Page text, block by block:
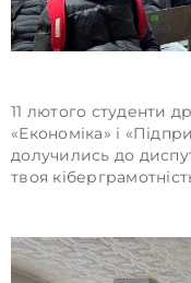
11 лютого студенти
«Економіка» і
долучились до
твоя